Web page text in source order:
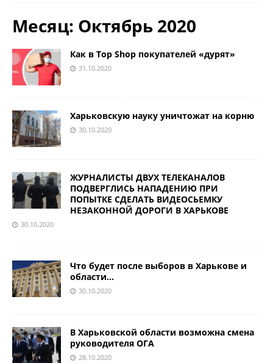
Месяц: Октябрь 2020
Как в Top Shop покупателей «дурят»
31.10.2020
Харьковскую науку уничтожат на корню
30.10.2020
ЖУРНАЛИСТЫ ДВУХ ТЕЛЕКАНАЛОВ
ПОДВЕРГЛИСЬ НАПАДЕНИЮ ПРИ
ПОПЫТКЕ СДЕЛАТЬ ВИДЕОСЬЕМКУ
НЕЗАКОННОЙ ДОРОГИ В ХАРЬКОВЕ
30.10.2020
Что будет после выборов в Харькове и
области…
30.10.2020
В Харьковской области возможна смена
руководителя ОГА
28.10.2020